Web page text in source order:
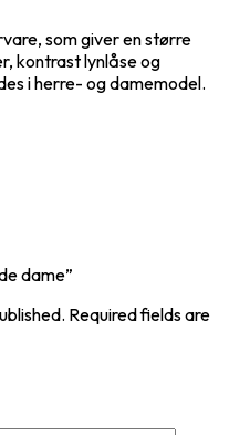
som giver en større
kontrast lynlåse og
i herre- og damemodel.
dame”
Required fields are